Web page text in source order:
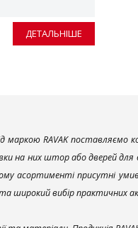
ДЕТАЛЬНІШЕ
RAVAK поставляємо
на них штор або дверей для
асортименті присутні
широкий вибір практичних